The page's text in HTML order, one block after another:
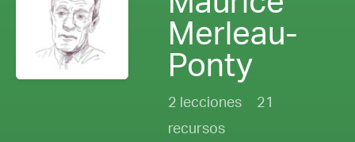
Merleau-
Ponty
2 lecciones
21
recursos